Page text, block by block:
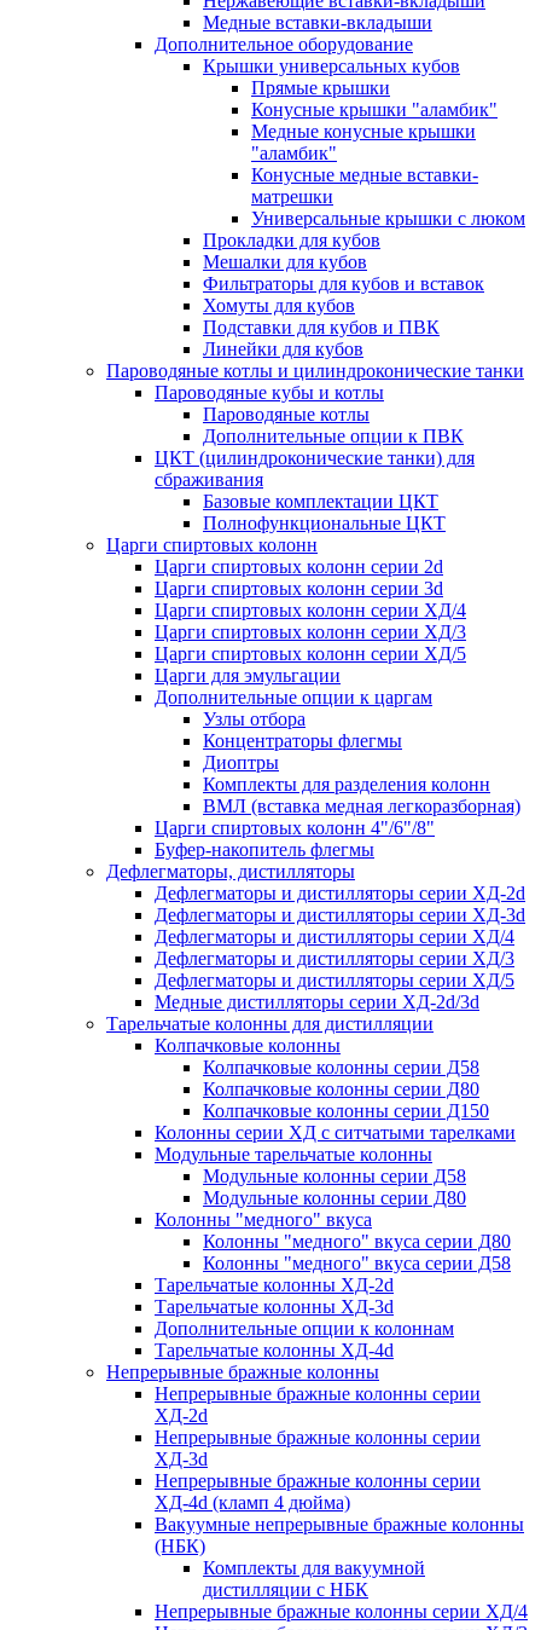
Медные вставки-вкладыши
Дополнительное оборудование
Крышки универсальных кубов
Прямые крышки
Конусные крышки "аламбик"
Медные конусные крышки
"аламбик"
Конусные медные вставки-
матрешки
Универсальные крышки с люком
Прокладки для кубов
Мешалки для кубов
Фильтраторы для кубов и вставок
Хомуты для кубов
Подставки для кубов и ПВК
Линейки для кубов
Пароводяные котлы и цилиндроконические танки
Пароводяные кубы и котлы
Пароводяные котлы
Дополнительные опции к ПВК
ЦКТ (цилиндроконические танки) для
сбраживания
Базовые комплектации ЦКТ
Полнофункциональные ЦКТ
Царги спиртовых колонн
Царги спиртовых колонн серии 2d
Царги спиртовых колонн серии 3d
Царги спиртовых колонн серии ХД/4
Царги спиртовых колонн серии ХД/3
Царги спиртовых колонн серии ХД/5
Царги для эмульгации
Дополнительные опции к царгам
Узлы отбора
Концентраторы флегмы
Диоптры
Комплекты для разделения колонн
ВМЛ (вставка медная легкоразборная)
Царги спиртовых колонн 4"/6"/8"
Буфер-накопитель флегмы
Дефлегматоры, дистилляторы
Дефлегматоры и дистилляторы серии ХД-2d
Дефлегматоры и дистилляторы серии ХД-3d
Дефлегматоры и дистилляторы серии ХД/4
Дефлегматоры и дистилляторы серии ХД/3
Дефлегматоры и дистилляторы серии ХД/5
Медные дистилляторы серии ХД-2d/3d
Тарельчатые колонны для дистилляции
Колпачковые колонны
Колпачковые колонны серии Д58
Колпачковые колонны серии Д80
Колпачковые колонны серии Д150
Колонны серии ХД с ситчатыми тарелками
Модульные тарельчатые колонны
Модульные колонны серии Д58
Модульные колонны серии Д80
Колонны "медного" вкуса
Колонны "медного" вкуса серии Д80
Колонны "медного" вкуса серии Д58
Тарельчатые колонны ХД-2d
Тарельчатые колонны ХД-3d
Дополнительные опции к колоннам
Тарельчатые колонны ХД-4d
Непрерывные бражные колонны
Непрерывные бражные колонны серии
ХД-2d
Непрерывные бражные колонны серии
ХД-3d
Непрерывные бражные колонны серии
ХД-4d (кламп 4 дюйма)
Вакуумные непрерывные бражные колонны
(НБК)
Комплекты для вакуумной
дистилляции с НБК
Непрерывные бражные колонны серии ХД/4